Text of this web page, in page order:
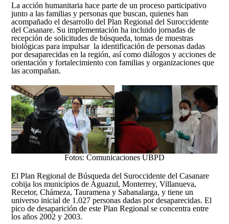
La acción humanitaria hace parte de un proceso participativo
junto a las familias y personas que buscan, quienes han
acompañado el desarrollo del Plan Regional del Suroccidente
del Casanare. Su implementación ha incluido jornadas de
recepción de solicitudes de búsqueda, tomas de muestras
biológicas para impulsar la identificación de personas dadas
por desaparecidas en la región, así como diálogos y acciones de
orientación y fortalecimiento con familias y organizaciones que
las acompañan.
Fotos: Comunicaciones UBPD
El Plan Regional de Búsqueda del Suroccidente del Casanare
cobija los municipios de Aguazul, Monterrey, Villanueva,
Recetor, Chámeza, Tauramena y Sabanalarga, y tiene un
universo inicial de 1.027 personas dadas por desaparecidas. El
pico de desaparición de este Plan Regional se concentra entre
los años 2002 y 2003.